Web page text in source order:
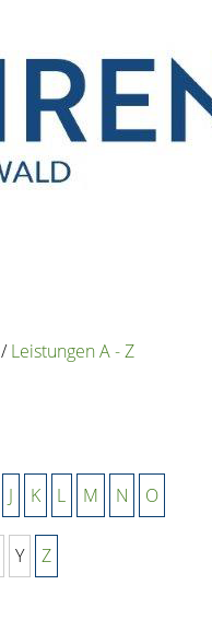
/Leistungen A - Z
J K L M N O
Y Z